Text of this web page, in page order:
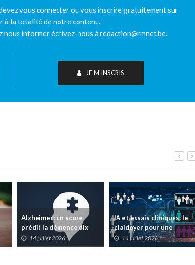
vous connecter ou vous inscrire gratuitement sur
à la totalité de notre contenu.
nous informer écrivez-nous àredaction@rmnet.be.
JE M'INSCRIS
IA et essais cliniques: le
plaidoyer pour une
meilleure transparence
14 juillet 2026
TIM-HF3: l'IA vocale
surpasse le suivi
pondéral pour anticiper
la décompensation
10 juillet 2026